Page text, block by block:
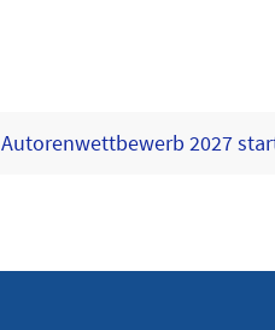
Autorenwettbewerb 2027